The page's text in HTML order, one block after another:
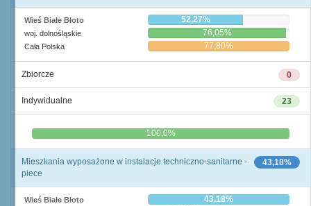
Wieś Białe Błoto 52,27%
woj. dolnośląskie 76,05%
Cała Polska 77,80%
0
Zbiorcze
23
Indywidualne
0,0% 100,0%
43,18%
Mieszkania wyposażone w instalacje techniczno-sanitarne -
piece
Wieś Białe Błoto 43,18%